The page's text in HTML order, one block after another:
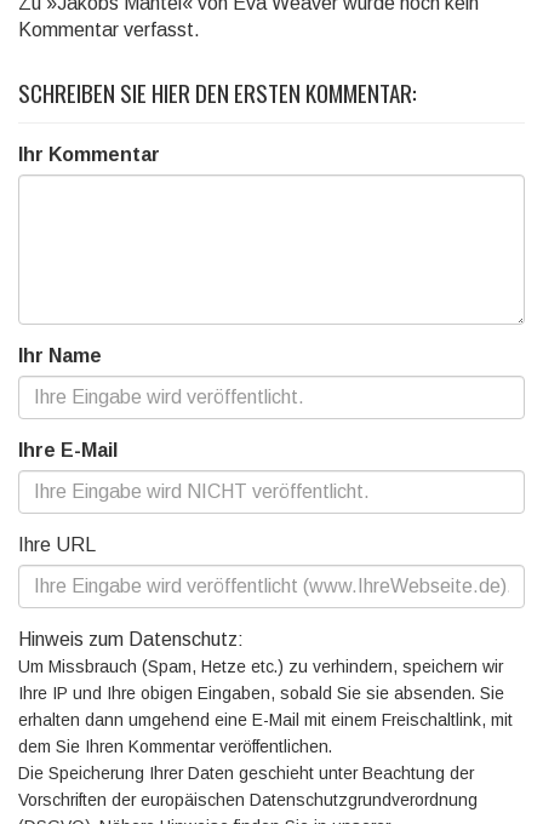
Kommentar verfasst.
SCHREIBEN SIE HIER DEN ERSTEN KOMMENTAR:
Ihr Kommentar
Ihr Name
Ihre E-Mail
Ihre URL
Hinweis zum Datenschutz:
Um Missbrauch (Spam, Hetze etc.) zu verhindern, speichern wir
Ihre IP und Ihre obigen Eingaben, sobald Sie sie absenden. Sie
erhalten dann umgehend eine E-Mail mit einem Freischaltlink, mit
dem Sie Ihren Kommentar veröffentlichen.
Die Speicherung Ihrer Daten geschieht unter Beachtung der
Vorschriften der europäischen Datenschutzgrundverordnung